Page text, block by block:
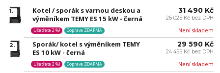
1.
Kotel / sporák s varnou deskou a
výměníkem TEMY ES 15 kW - černá
Není skladem
Ušetřete 2 %! Doprava ZDARMA
31 490 Kč
26 025 Kč bez DPH
2.
Sporák/ kotel s výměníkem TEMY
ES 10 kW - černá
Není skladem
Ušetřete 2 %! Doprava ZDARMA
29 590 Kč
24 455 Kč bez DPH